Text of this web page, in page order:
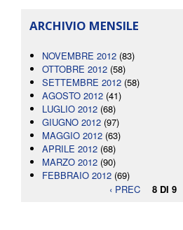
ARCHIVIO MENSILE
NOVEMBRE 2012 (83)
OTTOBRE 2012 (58)
SETTEMBRE 2012 (58)
AGOSTO 2012 (41)
LUGLIO 2012 (68)
GIUGNO 2012 (97)
MAGGIO 2012 (63)
APRILE 2012 (68)
MARZO 2012 (90)
FEBBRAIO 2012 (69)
‹ PREC
8 DI 9